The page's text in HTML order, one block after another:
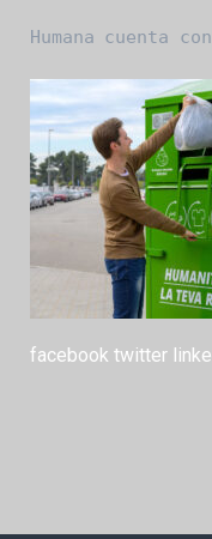
Humana cuenta
facebook twitter